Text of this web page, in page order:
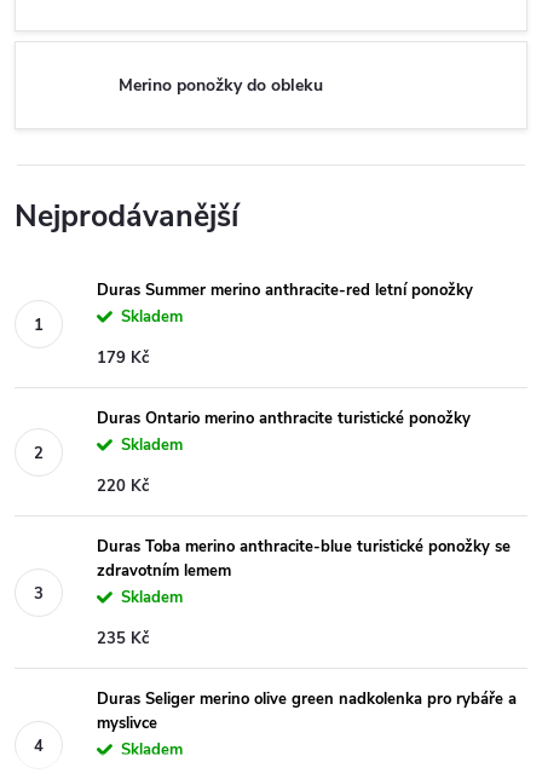
Merino ponožky do obleku
Nejprodávanější
Duras Summer merino anthracite-red letní ponožky
Skladem
179 Kč
Duras Ontario merino anthracite turistické ponožky
Skladem
220 Kč
Duras Toba merino anthracite-blue turistické ponožky se
zdravotním lemem
Skladem
235 Kč
Duras Seliger merino olive green nadkolenka pro rybáře a
myslivce
Skladem